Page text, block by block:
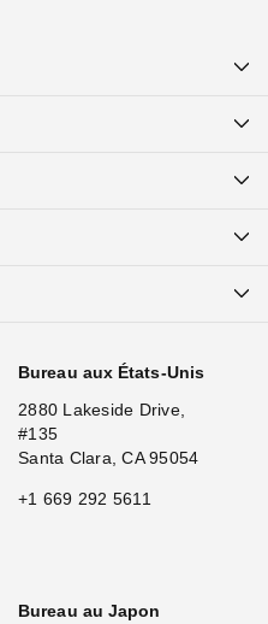
Bureau aux États-Unis
2880 Lakeside Drive,
#135
Santa Clara, CA 95054
+1 669 292 5611
Bureau au Japon